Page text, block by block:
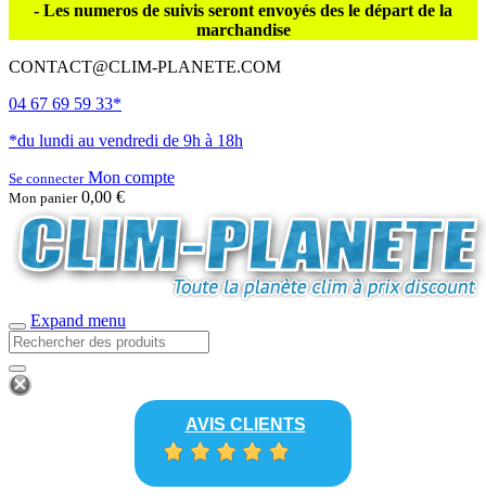
- Les numeros de suivis seront envoyés des le départ de la
marchandise
CONTACT@CLIM-PLANETE.COM
04 67 69 59 33*
*du lundi au vendredi de 9h à 18h
Se connecterMon compte
Mon panier 0,00 €
Expand menu
AVIS CLIENTS